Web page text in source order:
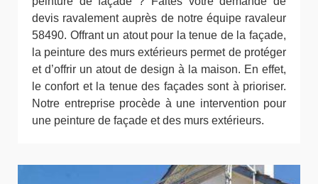
devis ravalement auprès de notre équipe ravaleur
58490. Offrant un atout pour la tenue de la façade,
la peinture des murs extérieurs permet de protéger
et d’offrir un atout de design à la maison. En effet,
le confort et la tenue des façades sont à prioriser.
Notre entreprise procède à une intervention pour
une peinture de façade et des murs extérieurs.